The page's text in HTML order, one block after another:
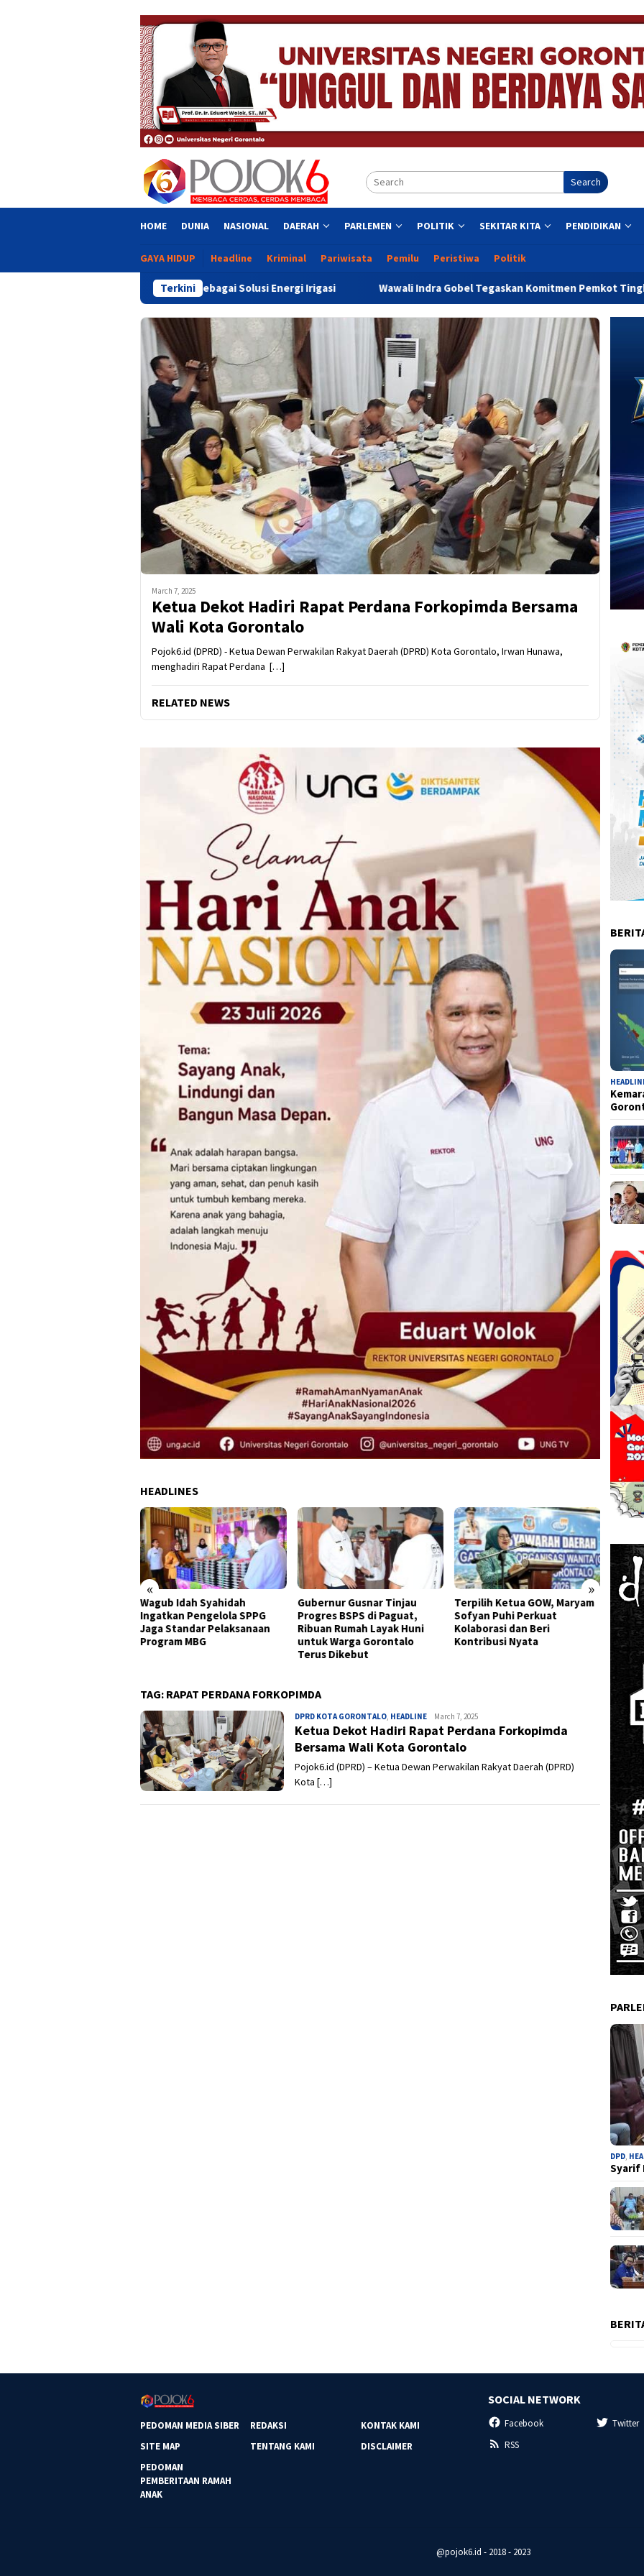
Search
HOME DUNIA NASIONAL DAERAH PARLEMEN POLITIK SEKITAR KITA PENDIDIKAN
GAYA HIDUP Headline Kriminal Pariwisata Pemilu Peristiwa Politik
Terkini
Petani Sidrap sebagai Solusi Energi Irigasi Wawali Indra Gobel Tegaskan Komitmen Pemkot Tingkatkan Pelayanan
March 7, 2025
Ketua Dekot Hadiri Rapat Perdana Forkopimda Bersama
Wali Kota Gorontalo
Pojok6.id (DPRD) - Ketua Dewan Perwakilan Rakyat Daerah (DPRD) Kota Gorontalo, Irwan Hunawa,
menghadiri Rapat Perdana […]
RELATED NEWS
HEADLINES
« »
Wagub Idah Syahidah
Ingatkan Pengelola SPPG
Jaga Standar Pelaksanaan
Program MBG
Gubernur Gusnar Tinjau
Progres BSPS di Paguat,
Ribuan Rumah Layak Huni
untuk Warga Gorontalo
Terus Dikebut
Terpilih Ketua GOW, Maryam
Sofyan Puhi Perkuat
Kolaborasi dan Beri
Kontribusi Nyata
TAG: RAPAT PERDANA FORKOPIMDA
DPRD KOTA GORONTALO, HEADLINE Admin
March 7, 2025
Ketua Dekot Hadiri Rapat Perdana Forkopimda
Bersama Wali Kota Gorontalo
Pojok6.id (DPRD) – Ketua Dewan Perwakilan Rakyat Daerah (DPRD)
Kota […]
DPD,
Syarif
PEDOMAN MEDIA SIBER REDAKSI
KONTAK KAMI
SITE MAP
TENTANG KAMI
DISCLAIMER
PEDOMAN
PEMBERITAAN RAMAH
ANAK
SOCIAL NETWORK
Facebook Twitter
RSS
@pojok6.id - 2018 - 2023